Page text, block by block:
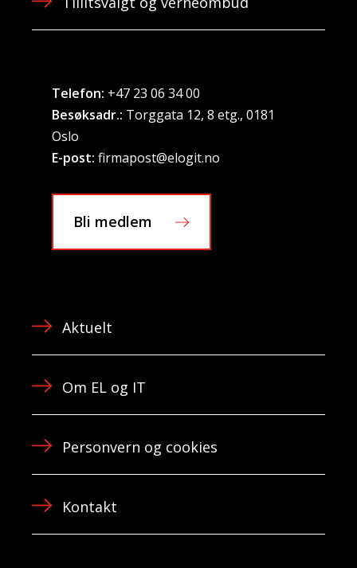
Telefon: +47 23 06 34 00
Besøksadr.: Torggata 12, 8 etg., 0181
Oslo
E-post: firmapost@elogit.no
Bli medlem
Aktuelt
Om EL og IT
Personvern og cookies
Kontakt